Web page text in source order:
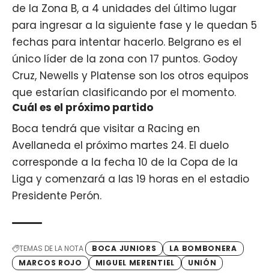
de la Zona B, a 4 unidades del último lugar
para ingresar a la siguiente fase y le quedan 5
fechas para intentar hacerlo. Belgrano es el
único líder de la zona con 17 puntos. Godoy
Cruz, Newells y Platense son los otros equipos
que estarían clasificando por el momento.
Cuál es el próximo partido
Boca tendrá que visitar a Racing en
Avellaneda el próximo martes 24. El duelo
corresponde a la fecha 10 de la Copa de la
Liga y comenzará a las 19 horas en el estadio
Presidente Perón.
TEMAS DE LA NOTA BOCA JUNIORS
LA BOMBONERA
MARCOS ROJO
MIGUEL MERENTIEL UNIÓN